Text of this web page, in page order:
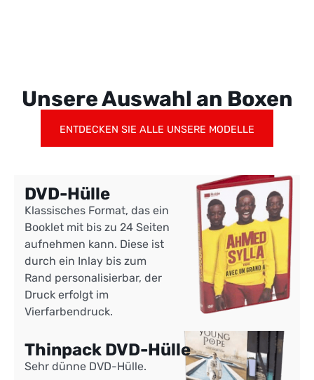
Unsere Auswahl an Boxen
ENTDECKEN SIE ALLE UNSERE MODELLE
DVD-Hülle
Klassisches Format, das ein
Booklet mit bis zu 24 Seiten
aufnehmen kann. Diese ist
durch ein Inlay bis zum
Rand personalisierbar, der
Druck erfolgt im
Vierfarbendruck.
Thinpack DVD-Hülle
Sehr dünne DVD-Hülle.